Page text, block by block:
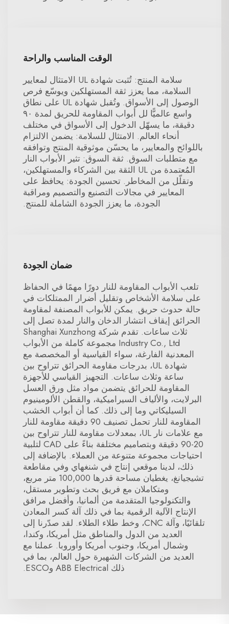
الوقت المناسب والراحة
سلامة المنتج: تُثبت شهادة UL الامتثال لمعايير
السلامة، مما يعزز ثقة المستهلكين ويوسّع فرص
الوصول إلى الأسواق. وتُقبل شهادة UL على نطاق
واسع عالميًّا لل أبواب المقاومة للحريق لمدة ٩٠
دقيقة، ما يسهّل الدخول إلى الأسواق في مختلف
أنحاء العالم. الامتثال للسلامة: يضمن الالتزام
باللوائح والمعايير، ما يحسّن موثوقية المنتج وتوافقه
مع متطلبات السوق. ثقة السوق: تثير الأبواب النار
المُعتمدة من UL الثقة بين الشركاء والمستهلكين،
وتقلّل من المخاطر. تحسين الجودة: يحافظ على
المعايير في مجالات التصنيع والتصميم ومراقبة
الجودة، ما يعزز الجودة الشاملة للمنتج.
ضمان الجودة
تلعب الأبواب المقاومة للنار دورًا مهمًا في الحفاظ
على سلامة الأشخاص وتقليل أضرار الممتلكات في
حالة حدوث حريق. يمكن للأبواب المصنفة لمقاومة
الحرائق إيقاف انتشار الدخان والنار لمدة تصل إلى
ثلاث ساعات. تقدم شركة Shanghai Xunzhong
Industry Co., Ltd مجموعة كاملة من الأبواب
المعدنية الفارغة، سواء القياسية أو المخصصة مع
شهادة UL، بدرجات مقاومة الحرائق تتراوح بين
ساعة وثلاث ساعات. التجهيز القياسي للأجهزة
المقاومة للحرائق يتضمن مواد مثل ورق العسل
البرلايت، والألياف السيراميكية، والقطن الألومينيوم
السيليكاتي وما إلى ذلك. كما أن أبواب الخشب
المقاومة للنار تحمل تصنيف 90 دقيقة مقاومة للنار
مع علامات نار UL، بمعدلات مقاومة للنار تتراوح بين
20-90 دقيقة وبتصاميم مختلفة بناءً على CAD لتلبية
احتياجات مجموعة متنوعة من العملاء. بالإضافة إلى
ذلك، لدينا موقعي إنتاج في شنغهاي وفي مقاطعة
تشيجيانغ، يغطيان مساحة قدرها 100,000 متر مربع،
ومتكاملان مع فريق بحث وتطوير مستقل،
والتكنولوجيا المتقدمة من ألمانيا، وأفضل مرافق
الإنتاج الآلية الرقمية بما في ذلك آلة كسر المعادن
تلقائيًا، وآلة CNC، وخط طلاء الطلاء. لقد صدّرنا إلى
العديد من الدول والمناطق مثل أمريكا، وكندا،
وشمال أمريكا، وجنوب أمريكا وأوروبا. عملنا مع
العديد من الشركات الشهيرة حول العالم، بما في
ذلك ABB Electrical وESCO.